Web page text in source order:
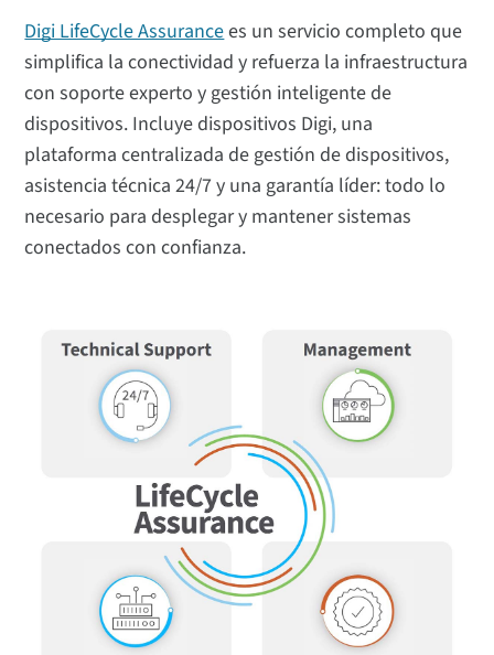
Digi LifeCycle Assurancees un servicio completo que
simplifica la conectividad y refuerza la infraestructura
con soporte experto y gestión inteligente de
dispositivos. Incluye dispositivos Digi, una
plataforma centralizada de gestión de dispositivos,
asistencia técnica 24/7 y una garantía líder: todo lo
necesario para desplegar y mantener sistemas
conectados con confianza.